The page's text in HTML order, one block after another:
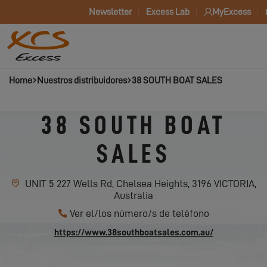
Newsletter Excess Lab MyExcess
Home Nuestros distribuidores 38 SOUTH BOAT SALES
38 SOUTH BOAT
SALES
UNIT 5 227 Wells Rd, Chelsea Heights, 3196 VICTORIA,
Australia
Ver el/los número/s de teléfono
https://www.38southboatsales.com.au/